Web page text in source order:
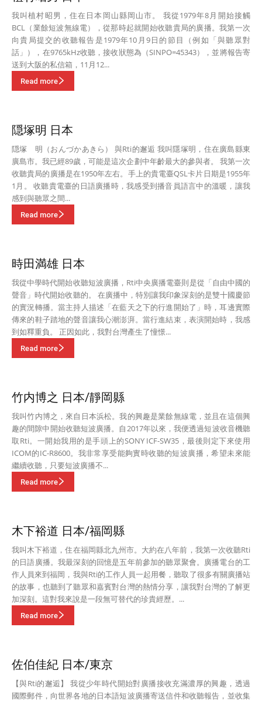
我叫植村昭男，住在日本岡山縣岡山市。 我從1979年8月開始接觸
BCL（業餘短波無線電），從那時起就開始收聽貴局的廣播。我第一次
向貴局提交的收聽報告是1979年10月9日的節目（例如「與聽眾對
話」），在9765kHz收聽，接收狀態為（SINPO=45343），並將報告寄
送到大阪的私信箱，11月12...
Read more
隠塚明 日本
隠塚 明（おんづかあきら） 與Rti的邂逅 我叫隱塚明，住在廣島縣東
廣島市。我已經89歲，可能是這次企劃中年齡最大的參與者。 我第一次
收聽貴局的廣播是在1950年左右。手上的貴電臺QSL卡片日期是1955年
1月。 收聽貴電臺的日語廣播時，我感受到播音員語言中的溫暖，讓我
感到與聽眾之間...
Read more
時田満雄 日本
我從中學時代開始收聽短波廣播，Rti中央廣播電臺則是從「自由中國的
聲音」時代開始收聽的。 在廣播中，特別讓我印象深刻的是雙十國慶節
的實況轉播。當主持人描述「在藍天之下的行進開始了」時，耳邊實際
傳來的鞋子踏地的聲音讓我心潮澎湃。當行進結束，表演開始時，我感
到如釋重負。 正因如此，我對台灣產生了憧憬...
Read more
竹内博之 日本/靜岡縣
我叫竹内博之，來自日本浜松。我的興趣是業餘無線電，並且在這個興
趣的間隙中開始收聽短波廣播。自2017年以來，我便透過短波收音機聽
取Rti。一開始我用的是手頭上的SONY ICF-SW35，最後則定下來使用
ICOM的IC-R8600。我非常享受能夠實時收聽的短波廣播，希望未來能
繼續收聽，只要短波廣播不...
Read more
木下裕道 日本/福岡縣
我叫木下裕道，住在福岡縣北九州市。大約在八年前，我第一次收聽Rti
的日語廣播。我最深刻的回憶是五年前參加的聽眾聚會。廣播電台的工
作人員來到福岡，我與Rti的工作人員一起用餐，聽取了很多有關廣播站
的故事，也聽到了聽眾和嘉賓對台灣的熱情分享，讓我對台灣的了解更
加深刻。這對我來說是一段無可替代的珍貴經歷。...
Read more
佐伯佳紀 日本/東京
【與Rti的邂逅】 我從少年時代開始對廣播接收充滿濃厚的興趣，透過
國際郵件，向世界各地的日本語短波廣播寄送信件和收聽報告，並收集